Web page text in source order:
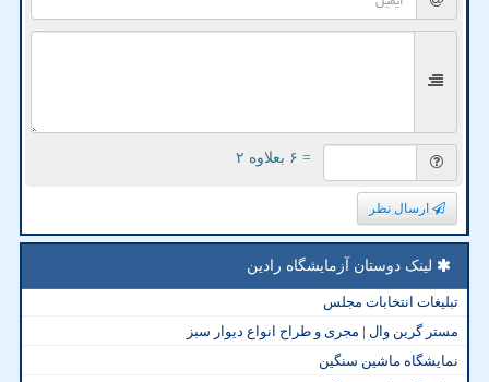
= ۶ بعلاوه ۲
ارسال نظر
لینک دوستان آزمایشگاه رادین
تبلیغات انتخابات مجلس
مستر گرین وال | مجری و طراح انواع دیوار سبز
نمایشگاه ماشین سنگین